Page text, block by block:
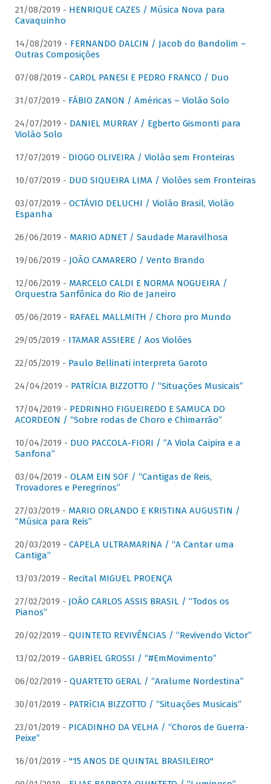
21/08/2019 - HENRIQUE CAZES / Música Nova para
Cavaquinho
14/08/2019 - FERNANDO DALCIN / Jacob do Bandolim –
Outras Composições
07/08/2019 - CAROL PANESI E PEDRO FRANCO / Duo
31/07/2019 - FÁBIO ZANON / Américas – Violão Solo
24/07/2019 - DANIEL MURRAY / Egberto Gismonti para
Violão Solo
17/07/2019 - DIOGO OLIVEIRA / Violão sem Fronteiras
10/07/2019 - DUO SIQUEIRA LIMA / Violões sem Fronteiras
03/07/2019 - OCTÁVIO DELUCHI / Violão Brasil, Violão
Espanha
26/06/2019 - MARIO ADNET / Saudade Maravilhosa
19/06/2019 - JOÃO CAMARERO / Vento Brando
12/06/2019 - MARCELO CALDI E NORMA NOGUEIRA /
Orquestra Sanfônica do Rio de Janeiro
05/06/2019 - RAFAEL MALLMITH / Choro pro Mundo
29/05/2019 - ITAMAR ASSIERE / Aos Violões
22/05/2019 - Paulo Bellinati interpreta Garoto
24/04/2019 - PATRÍCIA BIZZOTTO / “Situações Musicais”
17/04/2019 - PEDRINHO FIGUEIREDO E SAMUCA DO
ACORDEON / “Sobre rodas de Choro e Chimarrão”
10/04/2019 - DUO PACCOLA-FIORI / “A Viola Caipira e a
Sanfona”
03/04/2019 - OLAM EIN SOF / “Cantigas de Reis,
Trovadores e Peregrinos”
27/03/2019 - MARIO ORLANDO E KRISTINA AUGUSTIN /
“Música para Reis”
20/03/2019 - CAPELA ULTRAMARINA / “A Cantar uma
Cantiga”
13/03/2019 - Recital MIGUEL PROENÇA
27/02/2019 - JOÃO CARLOS ASSIS BRASIL / “Todos os
Pianos”
20/02/2019 - QUINTETO REVIVÊNCIAS / “Revivendo Victor”
13/02/2019 - GABRIEL GROSSI / “#EmMovimento”
06/02/2019 - QUARTETO GERAL / “Aralume Nordestina”
30/01/2019 - PATRíCIA BIZZOTTO / “Situações Musicais”
23/01/2019 - PICADINHO DA VELHA / “Choros de Guerra-
Peixe”
16/01/2019 - "15 ANOS DE QUINTAL BRASILEIRO"